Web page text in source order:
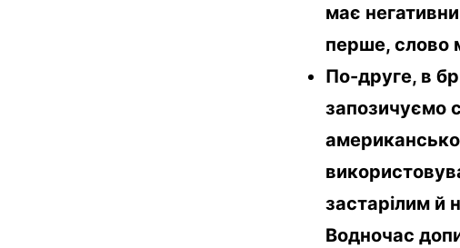
має
перше, слово
По-друге, в
запозичуємо
застарілим й
Водночас